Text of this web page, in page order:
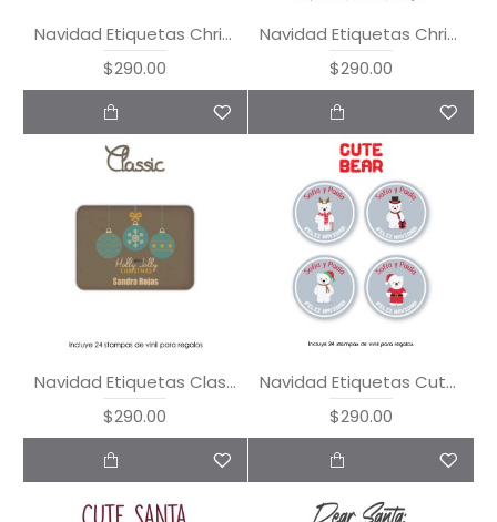
Navidad Etiquetas Christmas Time
$290.00
Navidad Etiquetas Christmas Tree
$290.00
Navidad Etiquetas Classic Xmas
$290.00
Navidad Etiquetas Cute Bear
$290.00